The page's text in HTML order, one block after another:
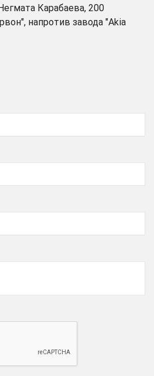
Карабаева, 200
напротив завода "Akia